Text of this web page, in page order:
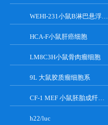
WEHI-231小鼠B淋巴悬浮细胞系
HCA-F小鼠肝癌细胞
LM8C3H小鼠骨肉瘤细胞
9L 大鼠胶质瘤细胞系
CF-1 MEF 小鼠胚胎成纤维细胞系
h22/luc